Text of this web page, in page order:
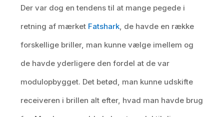
Der var dog en tendens til at mange pegede i
retning af mærket Fatshark, de havde en række
forskellige briller, man kunne vælge imellem og
de havde yderligere den fordel at de var
modulopbygget. Det betød, man kunne udskifte
receiveren i brillen alt efter, hvad man havde brug